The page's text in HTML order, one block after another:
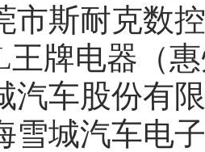
市斯耐克数
王牌电器（
汽车股份有
雪城汽车电